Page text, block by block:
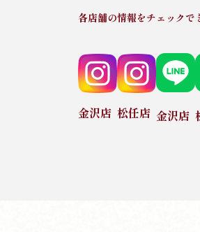
各店舗の情報をチェックで
金沢店 松任店 金沢店